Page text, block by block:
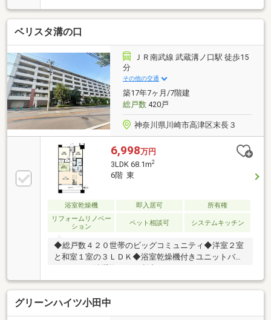
富■全居室5帖以上■バルコニーから春は桜、夏には緑
が望めます┏┓当マンションの
POINT┗□━━━━━━━━━━━━━━━━━━━━■
複数駅・複数路線利用可能■二ヶ領用水沿いの自然豊
かな立地■オートロック・宅配ボックス完備■24時間ゴ
ミ出し可能■長谷工コーポレーション施工■2024年大規
模修繕工事実施済み■ペット飼育可（細則有）
ベリスタ溝の口
ＪＲ南武線 武蔵溝ノ口駅 徒歩15
分
その他の交通
築17年7ヶ月/7階建
総戸数420戸
神奈川県川崎市高津区末長３
6,998万円
3LDK 68.1m2
6階 東
浴室乾燥機 即入居可
所有権
リフォームリノベー
ション
ペット相談可 システムキッチン
◆総戸数４２０世帯のビッグコミュニティ◆洋室２室
と和室１室の３ＬＤＫ◆浴室乾燥機付きユニットバス
押入、物入があり収納豊富◆ゲストルーム、フィット
ネスルーム、パーティールームなど共用施設が充実
【株式会社リビングライフ】創業35年の信頼で未公開
情報多数のリビングライフがご紹介します。宅建士
グリーンハイツ小田中